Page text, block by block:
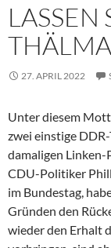
LASSEN
27. APRIL 2022
Unter diesem
zwei einstige
damaligen Linken-
CDU-Politiker
im Bundestag,
Gründen den
wieder den Erhalt